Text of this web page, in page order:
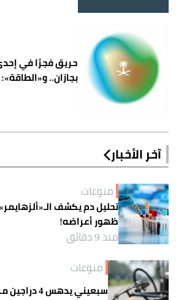
حريق فجرًا في
بجازان..
آخر الأخبار
منوعات
ظهور أعراضه!
منذ 9 دقائق
منوعات
سبعيني يدهس 4 دراجين مرتين في إيطاليا